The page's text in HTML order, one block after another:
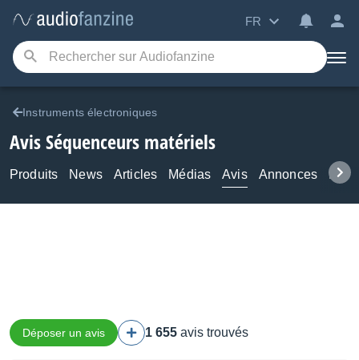
FR
Instruments électroniques
Avis Séquenceurs matériels
Produits News Articles Médias Avis Annonces
Déposer un avis 1 655 avis trouvés